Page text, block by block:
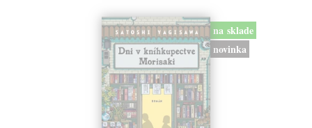
na sklade
novinka